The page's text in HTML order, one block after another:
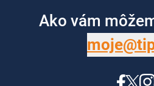
Ako vám